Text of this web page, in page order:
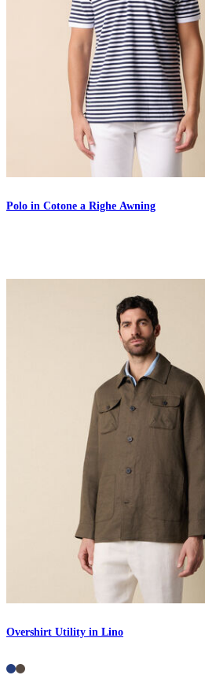
Polo in Cotone a Righe Awning
Overshirt Utility in Lino